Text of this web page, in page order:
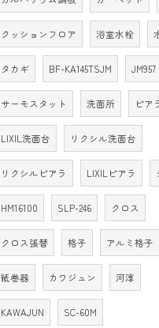
クッションフロア 浴室水栓
タカギ BF-KA145TSJM JM957
サーモスタット 洗面所 ピア
LIXIL洗面台 リクシル洗面台
リクシルピアラ LIXILピアラ
HM16100 SLP-246 クロス
クロス張替 格子 アルミ格子
紙巻器 カワジュン 河淳
KAWAJUN SC-60M